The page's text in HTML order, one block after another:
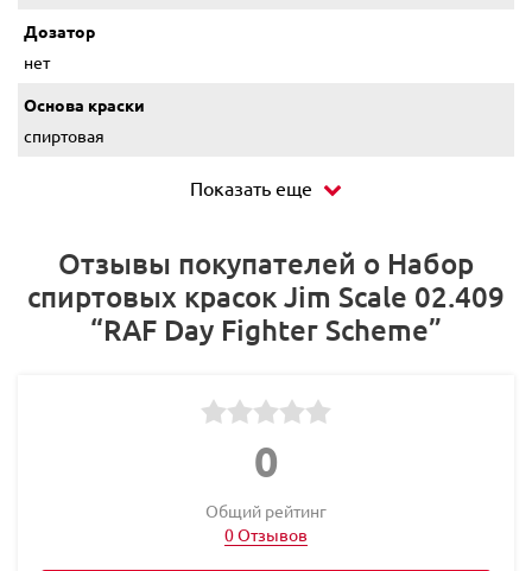
Дозатор
нет
Основа краски
спиртовая
Показать еще
Отзывы покупателей о Набор
спиртовых красок Jim Scale 02.409
“RAF Day Fighter Scheme”
0
Общий рейтинг
0 Отзывов